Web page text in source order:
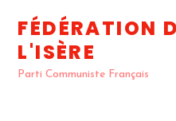
content
FÉDÉRATION
L'ISÈRE
Parti Communiste Français